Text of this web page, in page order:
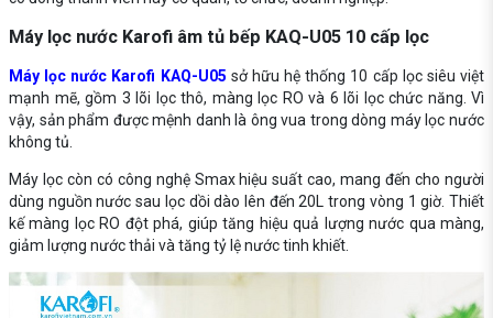
Máy lọc nước Karofi âm tủ bếp KAQ-U05 10 cấp lọc
Máy lọc nước Karofi KAQ-U05 sở hữu hệ thống 10 cấp lọc siêu việt
mạnh mẽ, gồm 3 lõi lọc thô, màng lọc RO và 6 lõi lọc chức năng. Vì
vậy, sản phẩm được mệnh danh là ông vua trong dòng máy lọc nước
không tủ.
Máy lọc còn có công nghệ Smax hiệu suất cao, mang đến cho người
dùng nguồn nước sau lọc dồi dào lên đến 20L trong vòng 1 giờ. Thiết
kế màng lọc RO đột phá, giúp tăng hiệu quả lượng nước qua màng,
giảm lượng nước thải và tăng tỷ lệ nước tinh khiết.